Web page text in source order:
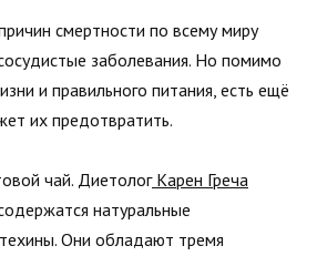
смертности по всему миру
заболевания. Но помимо
и правильного питания, есть ещё
их предотвратить.
чай. ДиетологКарен Греча
натуральные
Они обладают тремя